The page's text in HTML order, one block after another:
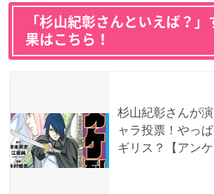
「杉山紀彰さんといえば？」
果はこちら！